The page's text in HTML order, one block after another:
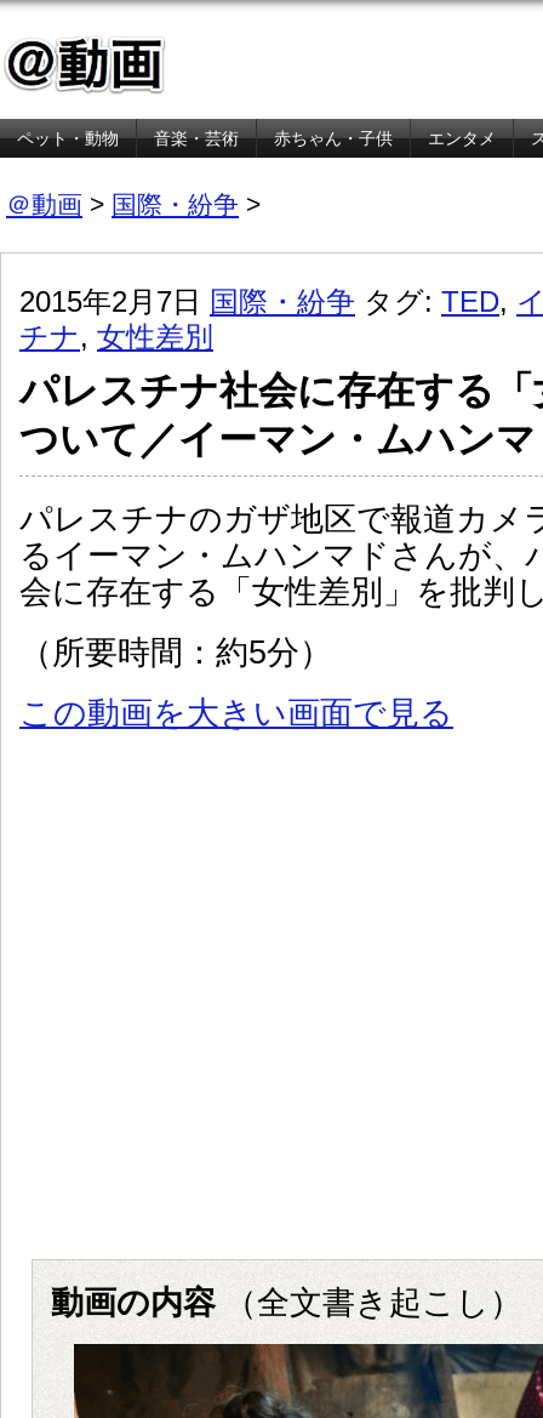
ペット・動物 音楽・芸術 赤ちゃん・子供 エンタメ
＠動画 > 国際・紛争 >
2015年2月7日 国際・紛争 タグ: TED,
チナ, 女性差別
パレスチナ社会に存在する
ついて／イーマン・ムハン
パレスチナのガザ地区で報道カメ
るイーマン・ムハンマドさんが、
会に存在する「女性差別」を批判
（所要時間：約5分）
この動画を大きい画面で見る
動画の内容（全文書き起こし）